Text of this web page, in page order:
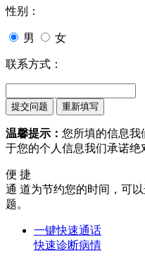
性别：
男 女
联系方式：
温馨提示： 您所填的信息我
于您的个人信息我们承诺绝
便 捷
通 道为节约您的时间，可
题。
一键快速通话
快速诊断病情